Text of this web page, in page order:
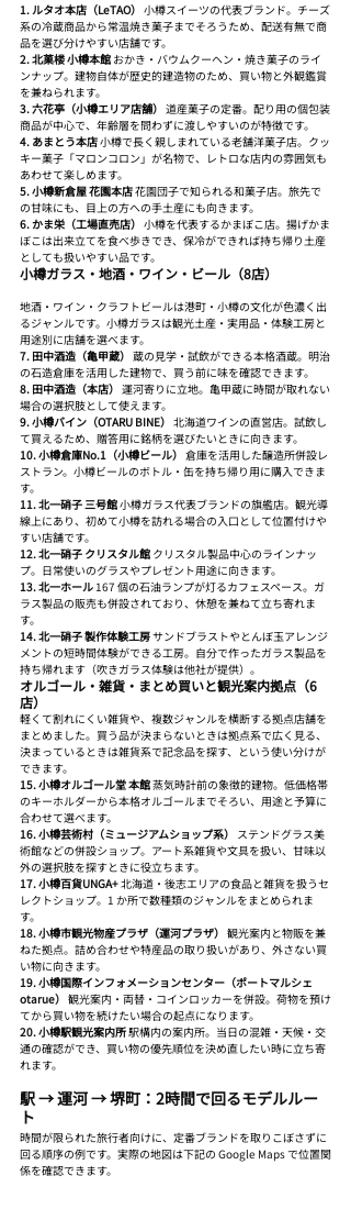
1. ルタオ本店（LeTAO） 小樽スイーツの代表ブランド。チーズ
系の冷蔵商品から常温焼き菓子までそろうため、配送有無で商
品を選び分けやすい店舗です。
2. 北菓楼 小樽本館 おかき・バウムクーヘン・焼き菓子のライ
ンナップ。建物自体が歴史的建造物のため、買い物と外観鑑賞
を兼ねられます。
3. 六花亭（小樽エリア店舗） 道産菓子の定番。配り用の個包装
商品が中心で、年齢層を問わずに渡しやすいのが特徴です。
4. あまとう本店 小樽で長く親しまれている老舗洋菓子店。クッ
キー菓子「マロンコロン」が名物で、レトロな店内の雰囲気も
あわせて楽しめます。
5. 小樽新倉屋 花園本店 花園団子で知られる和菓子店。旅先で
の甘味にも、目上の方への手土産にも向きます。
6. かま栄（工場直売店） 小樽を代表するかまぼこ店。揚げかま
ぼこは出来立てを食べ歩きでき、保冷ができれば持ち帰り土産
としても扱いやすい品です。
小樽ガラス・地酒・ワイン・ビール（8店）
地酒・ワイン・クラフトビールは港町・小樽の文化が色濃く出
るジャンルです。小樽ガラスは観光土産・実用品・体験工房と
用途別に店舗を選べます。
7. 田中酒造（亀甲蔵） 蔵の見学・試飲ができる本格酒蔵。明治
の石造倉庫を活用した建物で、買う前に味を確認できます。
8. 田中酒造（本店） 運河寄りに立地。亀甲蔵に時間が取れない
場合の選択肢として使えます。
9. 小樽バイン（OTARU BINE） 北海道ワインの直営店。試飲し
て買えるため、贈答用に銘柄を選びたいときに向きます。
10. 小樽倉庫No.1（小樽ビール） 倉庫を活用した醸造所併設レ
ストラン。小樽ビールのボトル・缶を持ち帰り用に購入できま
す。
11. 北一硝子 三号館 小樽ガラス代表ブランドの旗艦店。観光導
線上にあり、初めて小樽を訪れる場合の入口として位置付けや
すい店舗です。
12. 北一硝子 クリスタル館 クリスタル製品中心のラインナッ
プ。日常使いのグラスやプレゼント用途に向きます。
13. 北一ホール 167 個の石油ランプが灯るカフェスペース。ガ
ラス製品の販売も併設されており、休憩を兼ねて立ち寄れま
す。
14. 北一硝子 製作体験工房 サンドブラストやとんぼ玉アレンジ
メントの短時間体験ができる工房。自分で作ったガラス製品を
持ち帰れます（吹きガラス体験は他社が提供）。
オルゴール・雑貨・まとめ買いと観光案内拠点（6
店）
軽くて割れにくい雑貨や、複数ジャンルを横断する拠点店舗を
まとめました。買う品が決まらないときは拠点系で広く見る、
決まっているときは雑貨系で記念品を探す、という使い分けが
できます。
15. 小樽オルゴール堂 本館 蒸気時計前の象徴的建物。低価格帯
のキーホルダーから本格オルゴールまでそろい、用途と予算に
合わせて選べます。
16. 小樽芸術村（ミュージアムショップ系） ステンドグラス美
術館などの併設ショップ。アート系雑貨や文具を扱い、甘味以
外の選択肢を探すときに役立ちます。
17. 小樽百貨UNGA+ 北海道・後志エリアの食品と雑貨を扱うセ
レクトショップ。1 か所で数種類のジャンルをまとめられま
す。
18. 小樽市観光物産プラザ（運河プラザ） 観光案内と物販を兼
ねた拠点。詰め合わせや特産品の取り扱いがあり、外さない買
い物に向きます。
19. 小樽国際インフォメーションセンター（ポートマルシェ
otarue） 観光案内・両替・コインロッカーを併設。荷物を預け
てから買い物を続けたい場合の起点になります。
20. 小樽駅観光案内所 駅構内の案内所。当日の混雑・天候・交
通の確認ができ、買い物の優先順位を決め直したい時に立ち寄
れます。
駅 → 運河 → 堺町：2時間で回るモデルルー
ト
時間が限られた旅行者向けに、定番ブランドを取りこぼさずに
回る順序の例です。実際の地図は下記の Google Maps で位置関
係を確認できます。